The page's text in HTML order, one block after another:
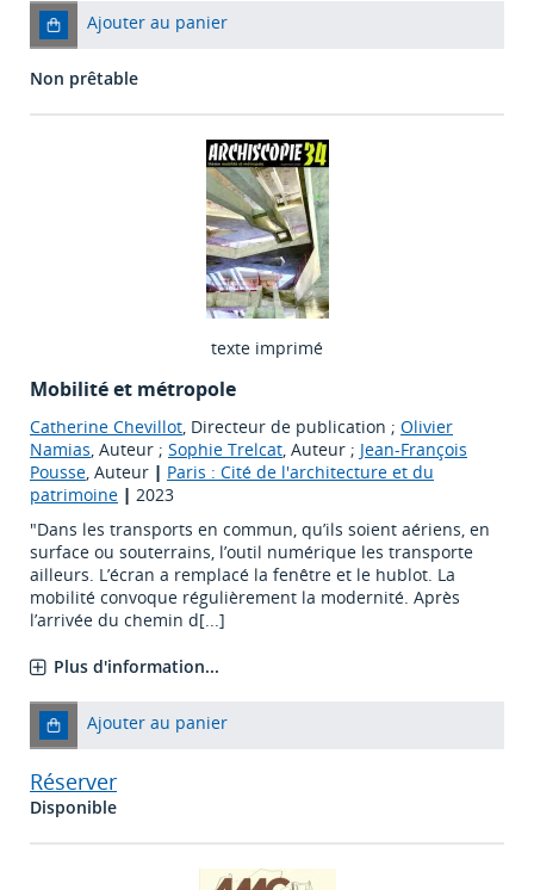
Ajouter au panier
Non prêtable
texte imprimé
Mobilité et métropole
Catherine Chevillot, Directeur de publication ; Olivier
Namias, Auteur ; Sophie Trelcat, Auteur ; Jean-François
Pousse, Auteur | Paris : Cité de l'architecture et du
patrimoine | 2023
"Dans les transports en commun, qu’ils soient aériens, en
surface ou souterrains, l’outil numérique les transporte
ailleurs. L’écran a remplacé la fenêtre et le hublot. La
mobilité convoque régulièrement la modernité. Après
l’arrivée du chemin d[...]
Plus d'information...
Ajouter au panier
Réserver
Disponible